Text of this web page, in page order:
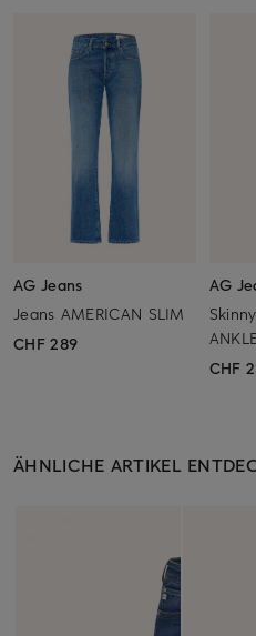
AG Jeans
Jeans AMERICAN SLIM
CHF 289
AG
CHF
ÄHNLICHE ARTIKEL